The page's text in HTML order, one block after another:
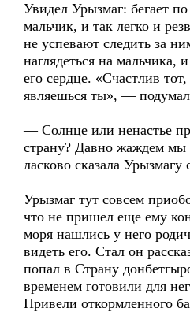
Увидел Урызмаг: бегает
мальчик, и так легко и
не успевают следить за
наглядеться на мальчика,
его сердце. «Счастлив
являешься ты», —
— Солнце или ненастье
страну? Давно жаждем
ласково сказала Урызмагу
Урызмаг тут совсем
что не пришел еще ему
моря нашлись у него
видеть его. Стал он
попал в Страну
временем готовили для
Привели откормленного